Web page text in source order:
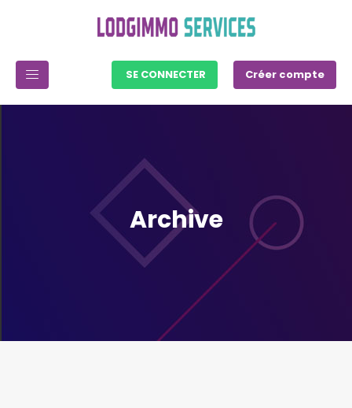
SE CONNECTER Créer compte
Archive